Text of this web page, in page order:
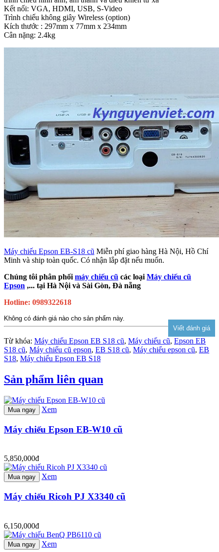
Kết nối: VGA, HDMI, USB, S-Video
Trình chiếu không giây Wireless (option)
Kích thước : 297mm x 77mm x 234mm
Cân nặng: 2.4kg
Máy chiếu Epson EB-S18 cũ Miễn phí giao hàng Hà Nội, Hồ Chí
Minh và ship toàn quốc. Có nhận lắp đặt nếu muốn.
Chúng tôi phân phối máy chiếu cũ các loại Máy chiếu cũ
Epson ,... tại Hà Nội và Sài Gòn, Đà nẵng
Hotline: 0989322618
Không có đánh giá nào cho sản phẩm này.
Từ khóa: Máy chiếu Epson EB S18 cũ, Máy chiếu cũ, Epson EB
S18 cũ, Máy chiếu cũ epson, EB S18 cũ, Máy chiếu epson cũ, EB
S18, Máy chiếu Epson EB S18
Sản phẩm liên quan
Mua ngay Xem
Máy chiếu Epson EB-W10 cũ
5,850,000đ
Mua ngay Xem
Máy chiếu Ricoh PJ X3340 cũ
6,150,000đ
Mua ngay Xem